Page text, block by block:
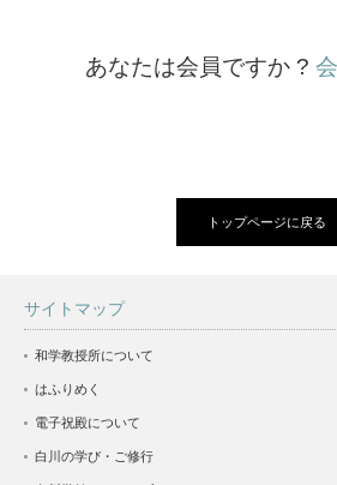
あなたは会員ですか ?
トップページに戻る
サイトマップ
和学教授所について
はふりめく
電子祝殿について
白川の学び・ご修行